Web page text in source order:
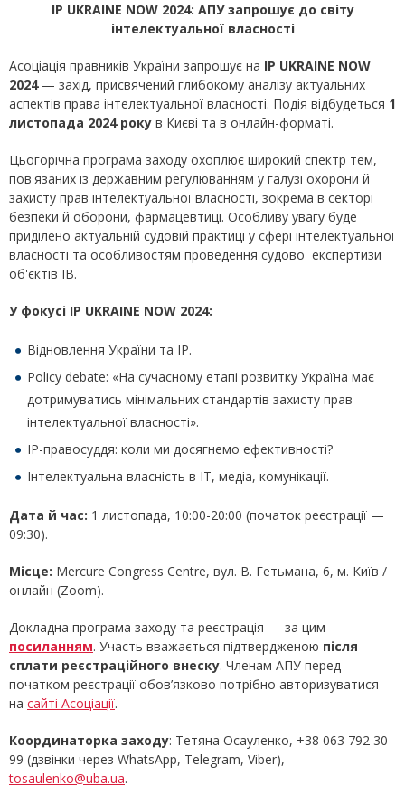
IP UKRAINE NOW 2024: АПУ запрошує до світу
інтелектуальної власності
Асоціація правників України запрошує на IP UKRAINE NOW
2024— захід, присвячений глибокому аналізу актуальних
аспектів права інтелектуальної власності. Подія відбудеться 1
листопада 2024 року в Києві та в онлайн-форматі.
Цьогорічна програма заходу охоплює широкий спектр тем,
пов'язаних із державним регулюванням у галузі охорони й
захисту прав інтелектуальної власності, зокрема в секторі
безпеки й оборони, фармацевтиці. Особливу увагу буде
приділено актуальній судовій практиці у сфері інтелектуальної
власності та особливостям проведення судової експертизи
об'єктів ІВ.
У фокусі IP UKRAINE NOW 2024:
Відновлення України та ІР.
Policy debate: «На сучасному етапі розвитку Україна має
дотримуватись мінімальних стандартів захисту прав
інтелектуальної власності».
IP-правосуддя: коли ми досягнемо ефективності?
Інтелектуальна власність в ІТ, медіа, комунікації.
Дата й час: 1 листопада, 10:00-20:00 (початок реєстрації —
09:30).
Місце: Mercure Congress Сentre, вул. В. Гетьмана, 6, м. Київ /
онлайн (Zoom).
Докладна програма заходу та реєстрація — за цим
посиланням. Участь вважається підтвердженою після
сплати реєстраційного внеску. Членам АПУ перед
початком реєстрації обов’язково потрібно авторизуватися
на сайті Асоціації.
Координаторка заходу: Тетяна Осауленко, +38 063 792 30
99 (дзвінки через WhatsApp, Telegram, Viber),
tosaulenko@uba.ua.